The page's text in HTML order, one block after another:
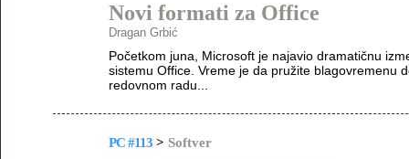
Novi formati za Office
Dragan Grbić
Početkom juna, Microsoft je najavio dramatičnu
sistemu Office. Vreme je da pružite blagovremenu
redovnom radu...
PC #113 > Softver